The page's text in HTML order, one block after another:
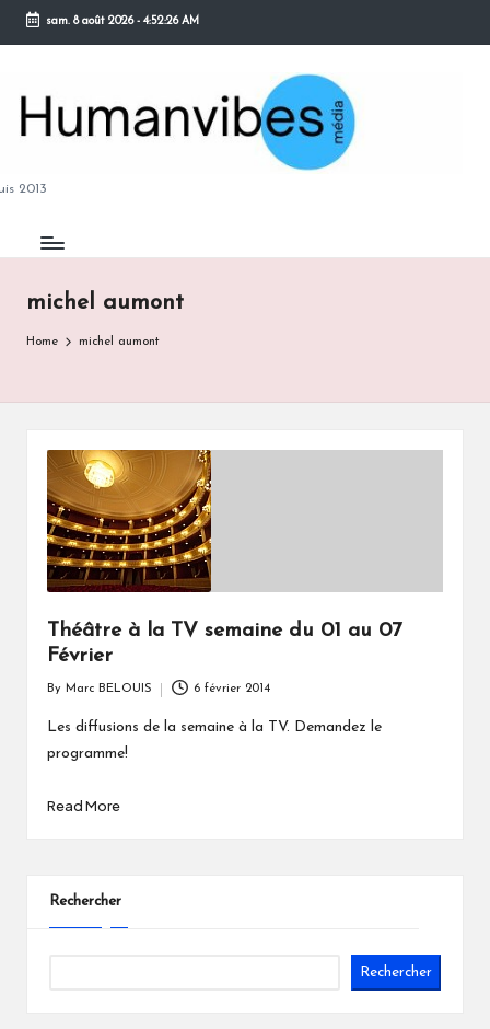
Skip
content
sam. 8 août 2026- 4:52:27 AM
2013
michel aumont
Home michel aumont
Théâtre à la TV semaine du 01 au 07
Février
by
By Marc BELOUIS 6 février 2014
Les diffusions de la semaine à la TV. Demandez le
programme!
Read More
Rechercher
Rechercher